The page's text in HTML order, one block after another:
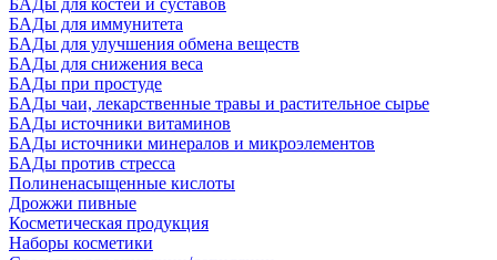
БАДы для костей и суставов
БАДы для иммунитета
БАДы для улучшения обмена веществ
БАДы для снижения веса
БАДы при простуде
БАДы чаи, лекарственные травы и растительное сырье
БАДы источники витаминов
БАДы источники минералов и микроэлементов
БАДы против стресса
Полиненасыщенные кислоты
Дрожжи пивные
Косметическая продукция
Наборы косметики